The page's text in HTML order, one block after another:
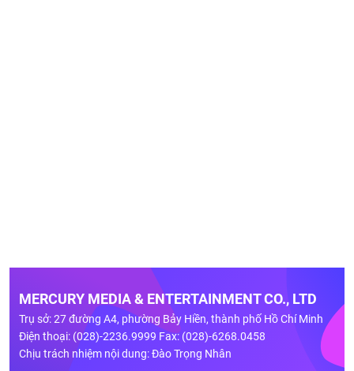
MERCURY MEDIA & ENTERTAINMENT CO., LTD
Trụ sở: 27 đường A4, phường Bảy Hiền, thành phố Hồ Chí Minh
Điện thoại: (028)-2236.9999 Fax: (028)-6268.0458
Chịu trách nhiệm nội dung: Đào Trọng Nhân